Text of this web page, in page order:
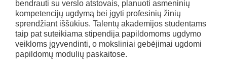
bendrauti su verslo atstovais, planuoti asmeninių
kompetencijų ugdymą bei įgyti profesinių žinių
sprendžiant iššūkius. Talentų akademijos studentams
taip pat suteikiama stipendija papildomoms ugdymo
veikloms įgyvendinti, o moksliniai gebėjimai ugdomi
papildomų modulių paskaitose.